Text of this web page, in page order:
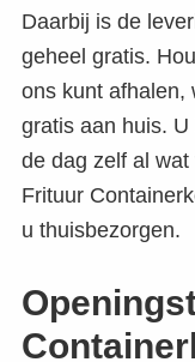
Daarbij is de
geheel gratis.
ons kunt afhalen,
gratis aan huis.
de dag zelf al
Frituur
u thuisbezorgen.